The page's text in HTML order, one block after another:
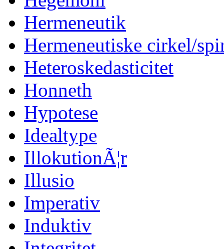
Hermeneutik
Hermeneutiske cirkel/
Heteroskedasticitet
Honneth
Hypotese
Idealtype
IllokutionÃ¦r
Illusio
Imperativ
Induktiv